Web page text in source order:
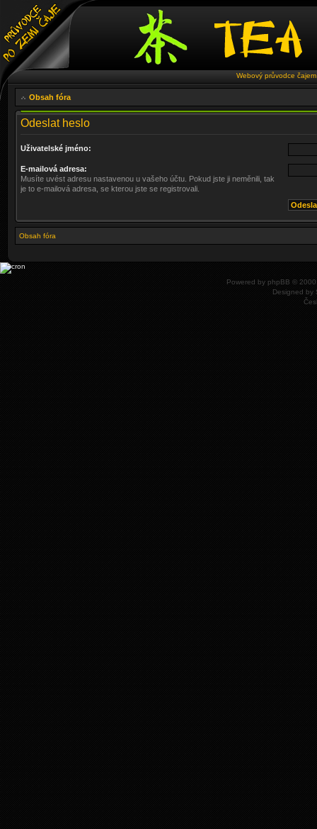
Webový průvodce
Obsah fóra
Odeslat heslo
Uživatelské jméno:
E-mailová adresa:
Musíte uvést adresu nastavenou u vašeho účtu. Pokud jste ji neměnili, tak
je to e-mailová adresa, se kterou jste se registrovali.
Obsah fóra
Powered by phpBB ©
Designed by